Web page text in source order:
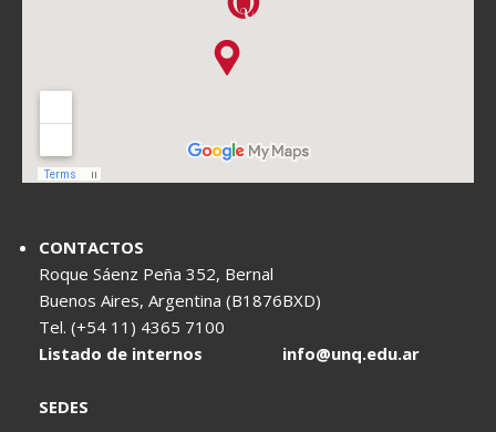
CONTACTOS
Roque Sáenz Peña 352, Bernal
Buenos Aires, Argentina (B1876BXD)
Tel. (+54 11) 4365 7100
Listado de internos
info@unq.edu.ar
SEDES